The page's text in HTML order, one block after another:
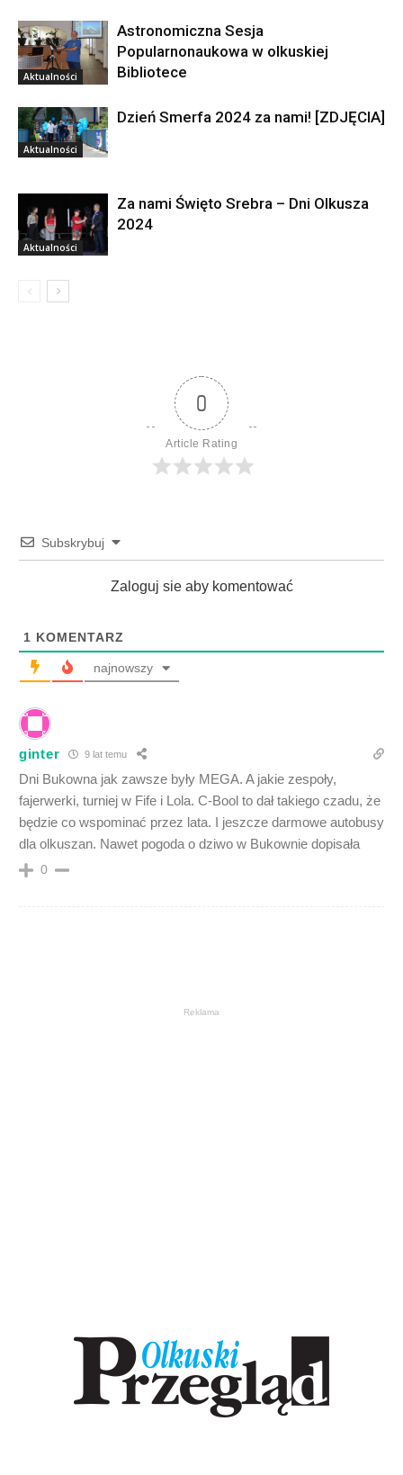
Aktualności
Astronomiczna Sesja
Popularnonaukowa w olkuskiej
Bibliotece
Aktualności
Dzień Smerfa 2024 za nami! [ZDJĘCIA]
Aktualności
Za nami Święto Srebra – Dni Olkusza
2024
0
Article Rating
Subskrybuj
Zaloguj sie aby komentować
1 KOMENTARZ
najnowszy
ginter 9 lat temu
Dni Bukowna jak zawsze były MEGA. A jakie zespoły,
fajerwerki, turniej w Fife i Lola. C-Bool to dał takiego czadu, że
będzie co wspominać przez lata. I jeszcze darmowe autobusy
dla olkuszan. Nawet pogoda o dziwo w Bukownie dopisała
0
Reklama